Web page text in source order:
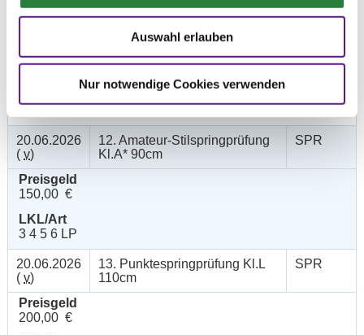
Auswahl erlauben
Nur notwendige Cookies verwenden
20.06.2026
11. Stilspringprüfung Kl.E
SPR
Preisgeld
100,00 €
20.06.2026
( v)
12. Amateur-Stilspringprüfung
Kl.A* 90cm
SPR
Preisgeld
150,00 €
LKL/Art
3 4 5 6 LP
20.06.2026
( v)
13. Punktespringprüfung Kl.L
110cm
SPR
Preisgeld
200,00 €